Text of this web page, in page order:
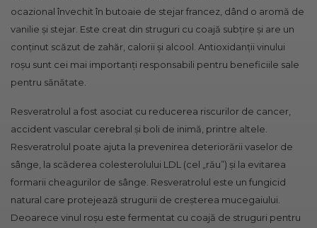
ocazional învechit în butoaie de stejar francez, dând o aromă de
vanilie și stejar. Este creat din struguri cu coajă subțire și are un
conținut scăzut de zahăr, calorii și alcool. Antioxidanții vinului
roșu sunt cei mai importanți responsabili pentru beneficiile sale
pentru sănătate.
Resveratrolul a fost asociat cu reducerea riscurilor de cancer,
accident vascular cerebral și boli de inimă, printre altele.
Resveratrolul poate ajuta la prevenirea deteriorării vaselor de
sânge, la scăderea colesterolului LDL (cel „rău”) și la evitarea
formarii cheagurilor de sânge. Resveratrolul este un fungicid
natural care protejează strugurii de creșterea mucegaiului.
Deoarece vinul roșu este fermentat cu coajă de struguri pentru